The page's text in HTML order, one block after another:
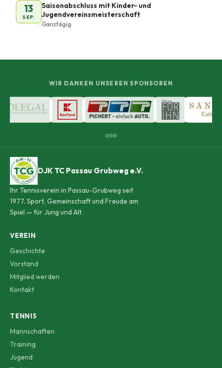
13
SEP.
Saisonabschluss mit Kinder- und
Jugendvereinsmeisterschaft
Ganztägig
WIR DANKEN UNSEREN SPONSOREN
DJK TC Passau Grubweg e.V.
Ihr Tennisverein in Passau-Grubweg seit
1977. Sport, Gemeinschaft und Freude am
Spiel — für Jung und Alt.
VEREIN
Geschichte
Vorstand
Mitglied werden
Kontakt
TENNIS
Mannschaften
Training
Jugend